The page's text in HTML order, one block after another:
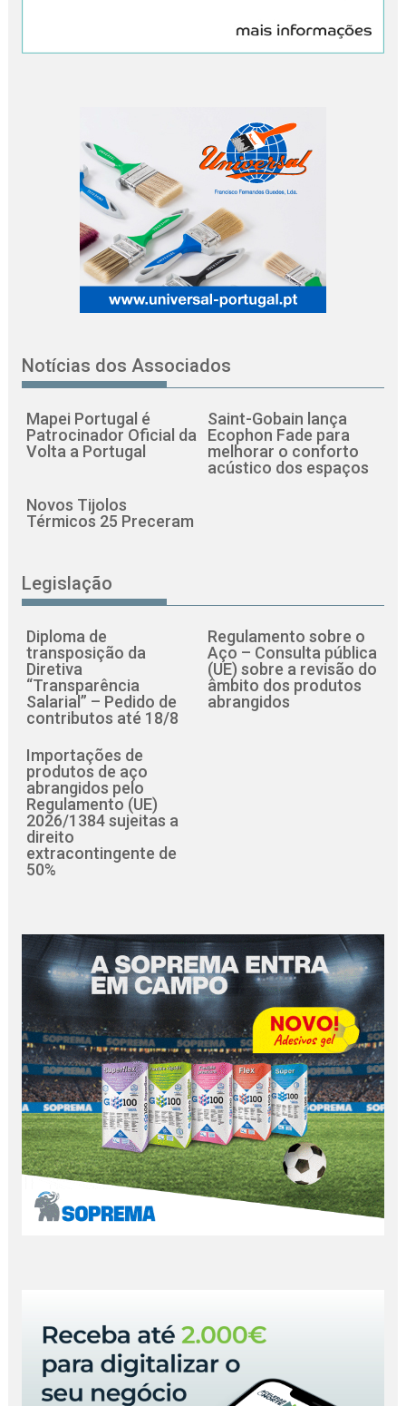
Notícias dos Associados
Mapei Portugal é
Patrocinador Oficial da
Volta a Portugal
Saint-Gobain lança
Ecophon Fade para
melhorar o conforto
acústico dos espaços
Novos Tijolos
Térmicos 25 Preceram
Legislação
Diploma de
transposição da
Diretiva
“Transparência
Salarial” – Pedido de
contributos até 18/8
Regulamento sobre o
Aço – Consulta pública
(UE) sobre a revisão do
âmbito dos produtos
abrangidos
Importações de
produtos de aço
abrangidos pelo
Regulamento (UE)
2026/1384 sujeitas a
direito
extracontingente de
50%